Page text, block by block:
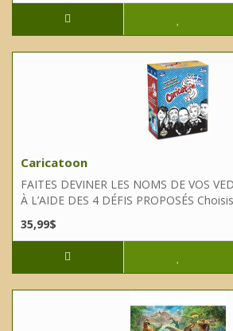
Caricatoon
FAITES DEVINER LES NOMS DE VOS
À L’AIDE DES 4 DÉFIS PROPOSÉS
35,99$